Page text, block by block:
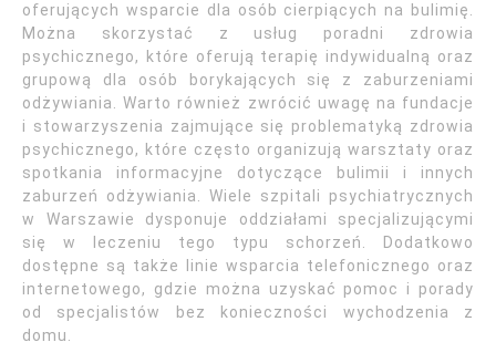
oferujących wsparcie dla osób cierpiących na bulimię.
Można skorzystać z usług poradni zdrowia
psychicznego, które oferują terapię indywidualną oraz
grupową dla osób borykających się z zaburzeniami
odżywiania. Warto również zwrócić uwagę na fundacje
i stowarzyszenia zajmujące się problematyką zdrowia
psychicznego, które często organizują warsztaty oraz
spotkania informacyjne dotyczące bulimii i innych
zaburzeń odżywiania. Wiele szpitali psychiatrycznych
w Warszawie dysponuje oddziałami specjalizującymi
się w leczeniu tego typu schorzeń. Dodatkowo
dostępne są także linie wsparcia telefonicznego oraz
internetowego, gdzie można uzyskać pomoc i porady
od specjalistów bez konieczności wychodzenia z
domu.